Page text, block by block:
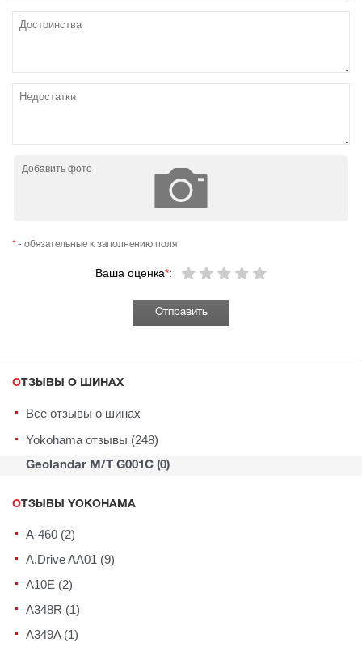
Добавить фото
Ваша оценка*:
* - обязательные к заполнению поля
ОТЗЫВЫ О ШИНАХ
Все отзывы о шинах
Yokohama отзывы (248)
Geolandar M/T G001C (0)
ОТЗЫВЫ YOKOHAMA
A-460 (2)
A.Drive AA01 (9)
A10E (2)
A348R (1)
A349A (1)